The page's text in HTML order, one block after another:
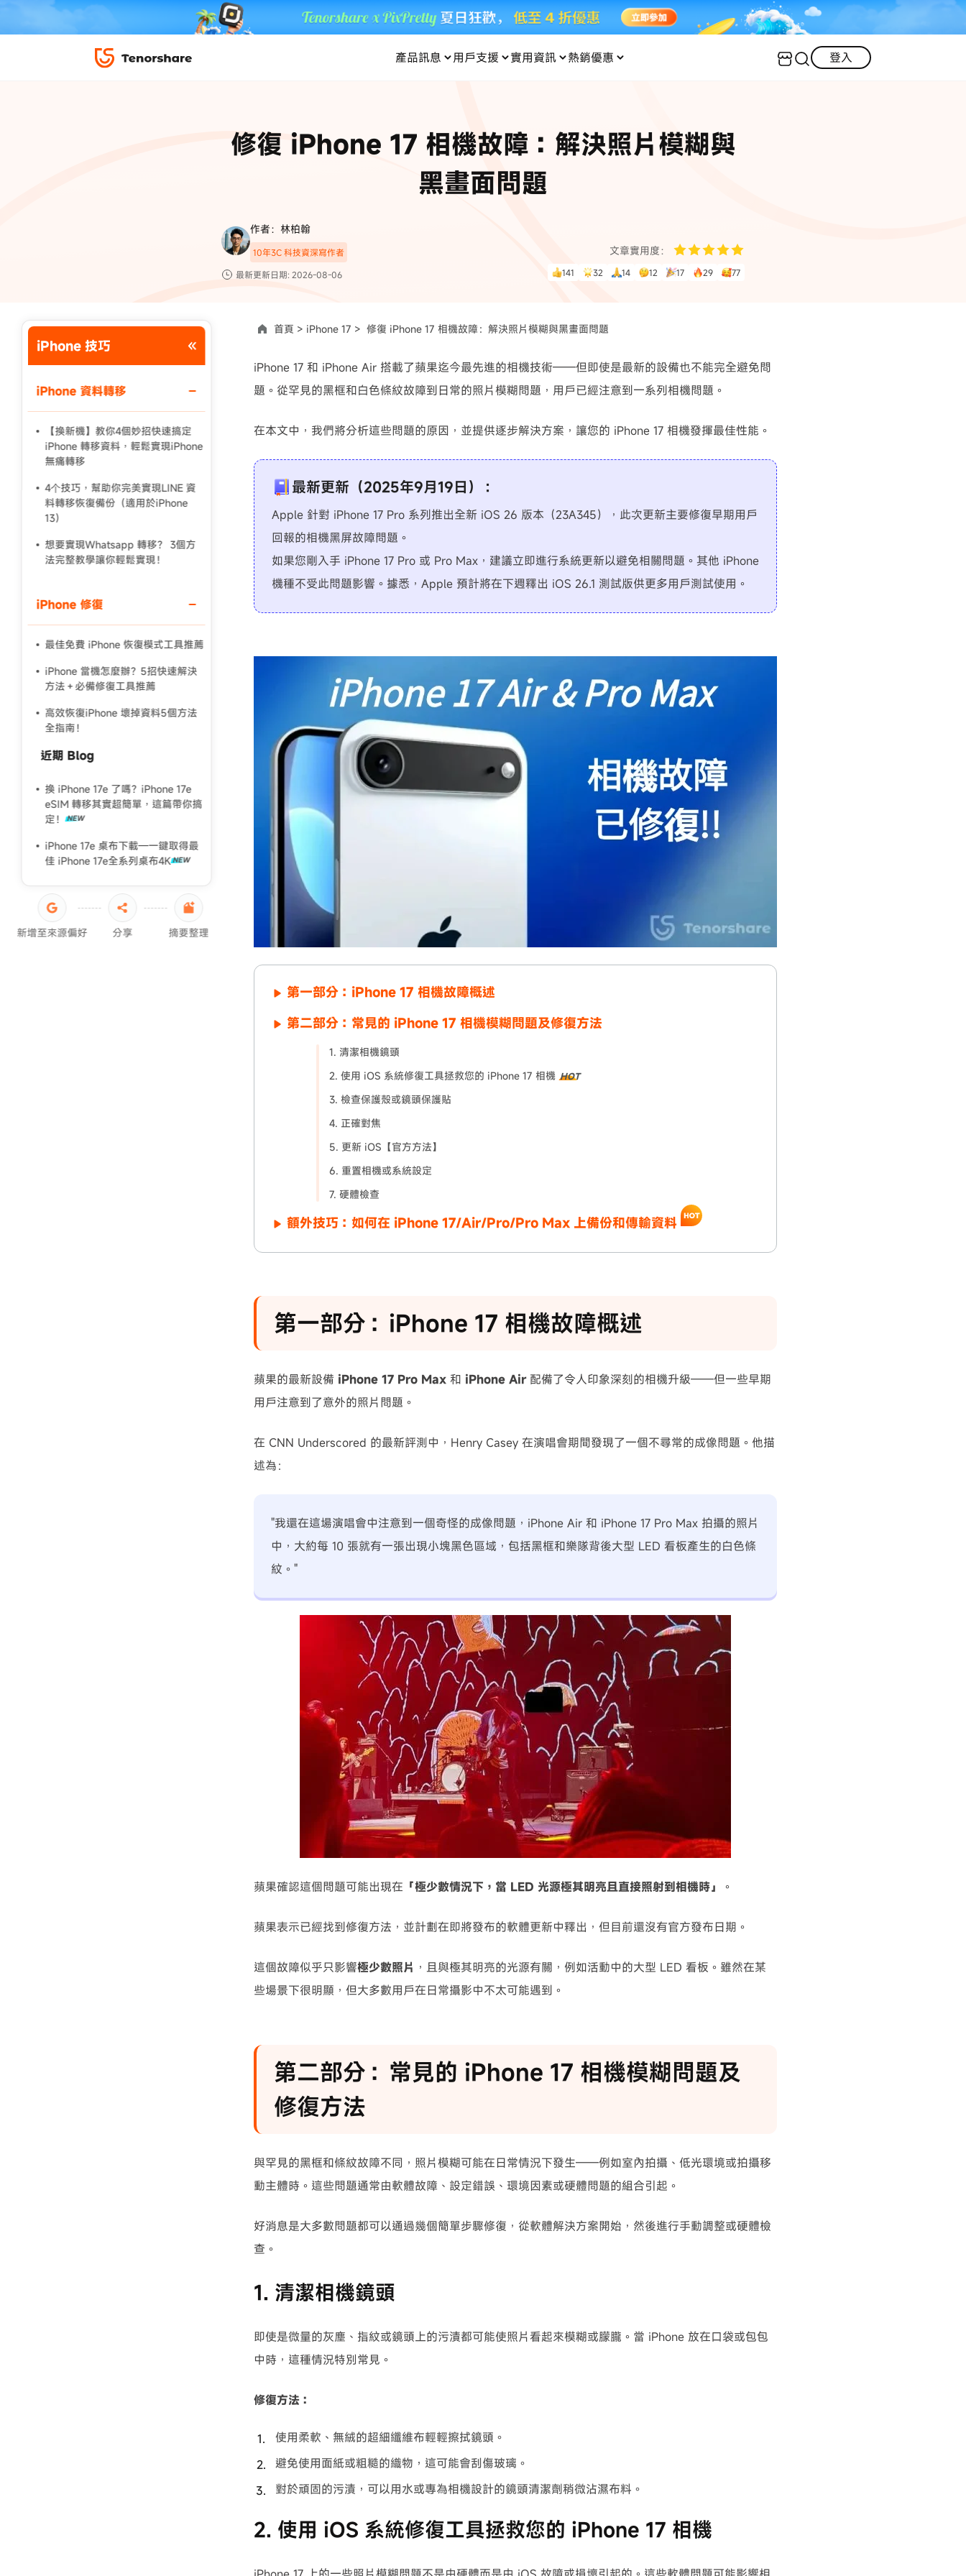
產品訊息
4DDiG Win 資料救援
4DDiG Mac 資料救援
新版本
UltData LINE 數據恢復
UltData WhatsApp 數據恢復
·三星手機螢幕黑屏
用戶支援 實用資訊
·iPhone 照片備份到外接硬碟 ·Pokemo GO Plus 無法配對
·大家報寶貝
·寶可夢自動抓寶
為您提供最豐富的教學影片
人像修圖 AI 資訊
為您提供最實用的數位教學
熱銷優惠
暢遊全球！
限時 5 折優惠，立即入手！
複製折扣碼
前往搶購
使用說明：以上折扣碼僅用於 iAnyGo 終身方案,加購後即可使用！
登入
修復 iPhone 17 相機故障：解決照片模糊與
黑畫面問題
作者：林柏翰
10年3C 科技資深寫作者
最新更新日期: 2026-08-06
文章實用度：
141 32 14 12 17 29 77
iPhone 技巧
iPhone 資料轉移
【換新機】教你4個妙招快速搞定
iPhone 轉移資料，輕鬆實現iPhone
無痛轉移
4个技巧，幫助你完美實現LINE 資
料轉移恢復備份（適用於iPhone
13）
想要實現Whatsapp 轉移？ 3個方
法完整教學讓你輕鬆實現！
iPhone 修復
最佳免費 iPhone 恢復模式工具推薦
iPhone 當機怎麼辦？5招快速解決
方法＋必備修復工具推薦
高效恢復iPhone 壞掉資料5個方法
全指南！
近期 Blog
換 iPhone 17e 了嗎？iPhone 17e
eSIM 轉移其實超簡單，這篇帶你搞
定！
iPhone 17e 桌布下載—一鍵取得最
佳 iPhone 17e全系列桌布4K
新增至來源偏好 分享 摘要整理
首頁 > iPhone 17 > 修復 iPhone 17 相機故障：解決照片模糊與黑畫面問題
iPhone 17 和 iPhone Air 搭載了蘋果迄今最先進的相機技術——但即使是最新的設備也不能完全避免問
題。從罕見的黑框和白色條紋故障到日常的照片模糊問題，用戶已經注意到一系列相機問題。
在本文中，我們將分析這些問題的原因，並提供逐步解決方案，讓您的 iPhone 17 相機發揮最佳性能。
最新更新（2025年9月19日）：
Apple 針對 iPhone 17 Pro 系列推出全新 iOS 26 版本（23A345），此次更新主要修復早期用戶
回報的相機黑屏故障問題。
如果您剛入手 iPhone 17 Pro 或 Pro Max，建議立即進行系統更新以避免相關問題。其他 iPhone
機種不受此問題影響。據悉，Apple 預計將在下週釋出 iOS 26.1 測試版供更多用戶測試使用。
第一部分：iPhone 17 相機故障概述
第二部分：常見的 iPhone 17 相機模糊問題及修復方法
1. 清潔相機鏡頭
2. 使用 iOS 系統修復工具拯救您的 iPhone 17 相機 HOT
3. 檢查保護殼或鏡頭保護貼
4. 正確對焦
5. 更新 iOS【官方方法】
6. 重置相機或系統設定
7. 硬體檢查
額外技巧：如何在 iPhone 17/Air/Pro/Pro Max 上備份和傳輸資料
第一部分：iPhone 17 相機故障概述
蘋果的最新設備 iPhone 17 Pro Max 和 iPhone Air配備了令人印象深刻的相機升級——但一些早期
用戶注意到了意外的照片問題。
在 CNN Underscored 的最新評測中，Henry Casey 在演唱會期間發現了一個不尋常的成像問題。他描
述為：
"我還在這場演唱會中注意到一個奇怪的成像問題，iPhone Air 和 iPhone 17 Pro Max 拍攝的照片
中，大約每 10 張就有一張出現小塊黑色區域，包括黑框和樂隊背後大型 LED 看板產生的白色條
紋。"
蘋果確認這個問題可能出現在 「極少數情況下，當 LED 光源極其明亮且直接照射到相機時」 。
蘋果表示已經找到修復方法，並計劃在即將發布的軟體更新中釋出，但目前還沒有官方發布日期。
這個故障似乎只影響極少數照片 ，且與極其明亮的光源有關，例如活動中的大型 LED 看板。雖然在某
些場景下很明顯，但大多數用戶在日常攝影中不太可能遇到。
第二部分：常見的 iPhone 17 相機模糊問題及
修復方法
與罕見的黑框和條紋故障不同，照片模糊可能在日常情況下發生——例如室內拍攝、低光環境或拍攝移
動主體時。這些問題通常由軟體故障、設定錯誤、環境因素或硬體問題的組合引起。
好消息是大多數問題都可以通過幾個簡單步驟修復，從軟體解決方案開始，然後進行手動調整或硬體檢
查。
1. 清潔相機鏡頭
即使是微量的灰塵、指紋或鏡頭上的污漬都可能使照片看起來模糊或朦朧。當 iPhone 放在口袋或包包
中時，這種情況特別常見。
修復方法：
使用柔軟、無絨的超細纖維布輕輕擦拭鏡頭。
避免使用面紙或粗糙的織物，這可能會刮傷玻璃。
對於頑固的污漬，可以用水或專為相機設計的鏡頭清潔劑稍微沾濕布料。
2. 使用 iOS 系統修復工具拯救您的 iPhone 17 相機